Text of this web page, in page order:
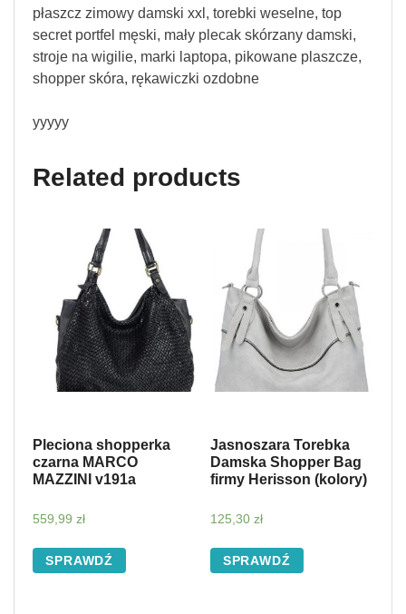
płaszcz zimowy damski xxl, torebki weselne, top
secret portfel męski, mały plecak skórzany damski,
stroje na wigilie, marki laptopa, pikowane plaszcze,
shopper skóra, rękawiczki ozdobne
yyyyy
Related products
Pleciona shopperka
czarna MARCO
MAZZINI v191a
559,99 zł
SPRAWDŹ
Jasnoszara Torebka
Damska Shopper Bag
firmy Herisson (kolory)
125,30 zł
SPRAWDŹ